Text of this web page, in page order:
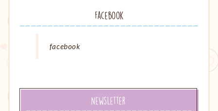
Facebook
facebook
Newsletter